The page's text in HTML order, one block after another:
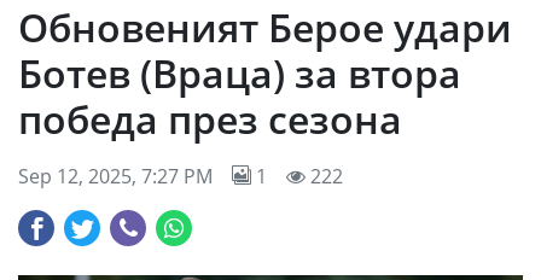
Обновеният Берое удари
Ботев (Враца) за втора
победа през сезона
Sep 12, 2025, 7:27 PM 1 222